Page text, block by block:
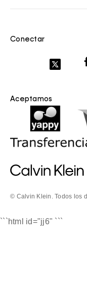
Conectar
Aceptamos
© Calvin Klein. Todos los
```html id="jj6" ```